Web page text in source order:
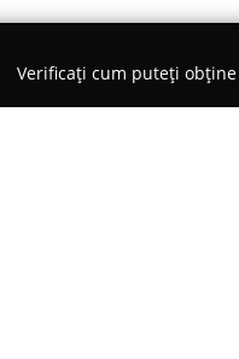
Verificați cum puteți